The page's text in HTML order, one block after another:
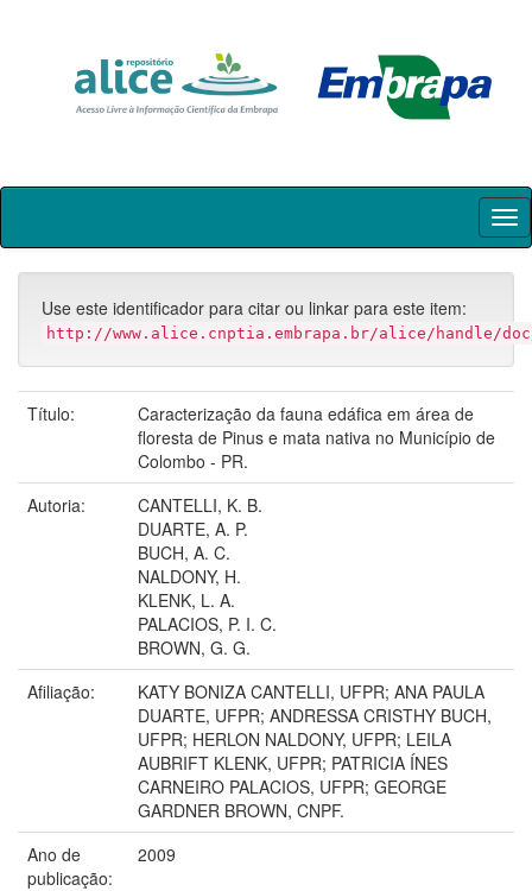
Skip
Use este identificador para citar ou linkar para este item:
http://www.alice.cnptia.embrapa.br/alice/handle/
Título:
Caracterização da fauna edáfica em área de
floresta de Pinus e mata nativa no Município de
Colombo - PR.
Autoria:
CANTELLI, K. B.
DUARTE, A. P.
BUCH, A. C.
NALDONY, H.
KLENK, L. A.
PALACIOS, P. I. C.
BROWN, G. G.
Afiliação:
KATY BONIZA CANTELLI, UFPR; ANA PAULA
DUARTE, UFPR; ANDRESSA CRISTHY BUCH,
UFPR; HERLON NALDONY, UFPR; LEILA
AUBRIFT KLENK, UFPR; PATRICIA ÍNES
CARNEIRO PALACIOS, UFPR; GEORGE
GARDNER BROWN, CNPF.
Ano de
publicação:
2009